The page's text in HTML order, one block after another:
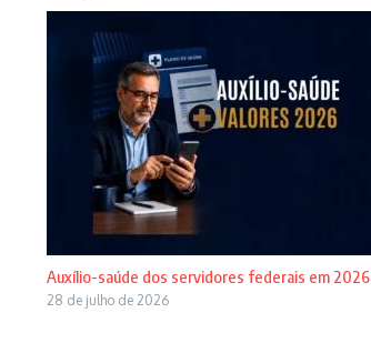
Auxílio-saúde dos servidores federais em 2026
28 de julho de 2026